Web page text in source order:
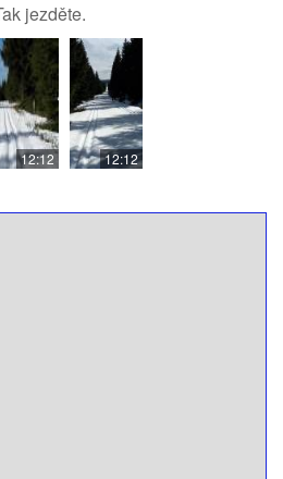
jezděte.
12:12 12:12